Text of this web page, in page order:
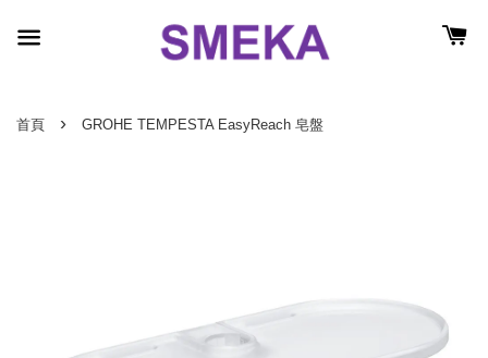
首頁 › GROHE TEMPESTA EasyReach 皂盤